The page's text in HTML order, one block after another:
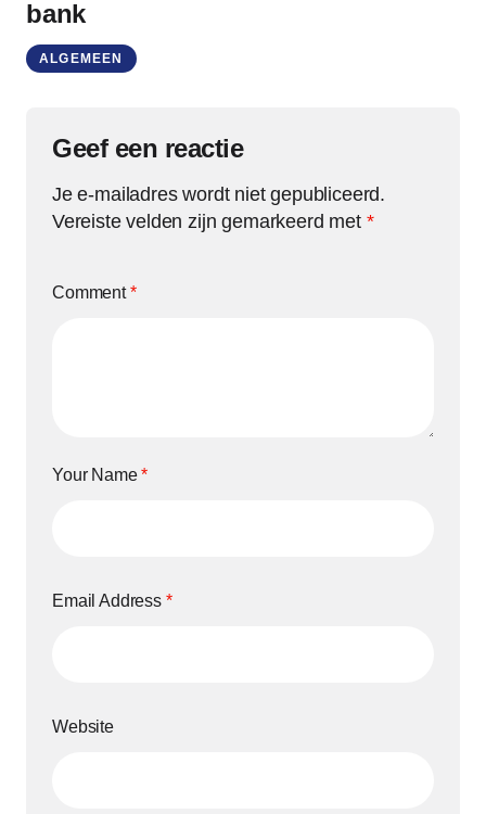
bank
ALGEMEEN
Geef een reactie
Je e-mailadres wordt niet gepubliceerd.
Vereiste velden zijn gemarkeerd met *
Comment*
Your Name*
Email Address *
Website